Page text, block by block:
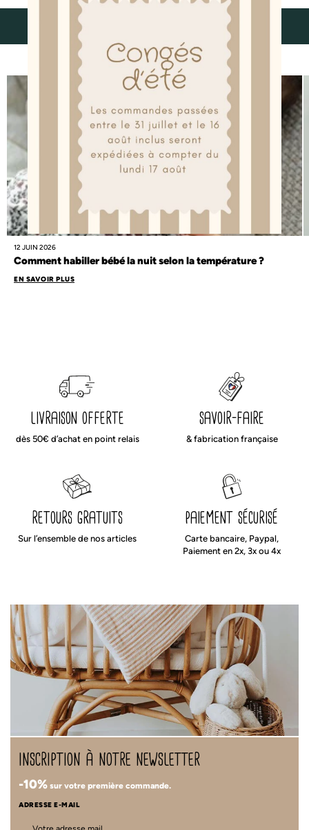
12 JUIN 2026
Comment habiller bébé la nuit selon la température ?
EN SAVOIR PLUS
livraison offerte
dès 50€ d’achat en point relais
savoir-faire
& fabrication française
retours gratuits
Sur l’ensemble de nos articles
paiement sécurisé
Carte bancaire, Paypal,
Paiement en 2x, 3x ou 4x
inscription à notre newsletter
-10% sur votre première commande.
ADRESSE E-MAIL